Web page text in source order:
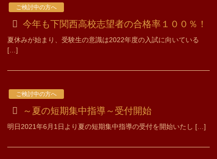
ご検討中の方へ
今年も下関西高校志望者の合格率１００％！
夏休みが始まり、受験生の意識は2022年度の入試に向いている
[…]
ご検討中の方へ
～夏の短期集中指導～受付開始
明日2021年6月1日より夏の短期集中指導の受付を開始いたし […]